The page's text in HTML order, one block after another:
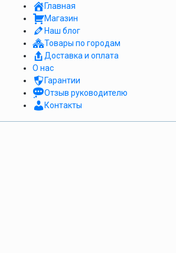
Главная
Магазин
Наш блог
Товары по городам
Доставка и оплата
О нас
Гарантии
Отзыв руководителю
Контакты